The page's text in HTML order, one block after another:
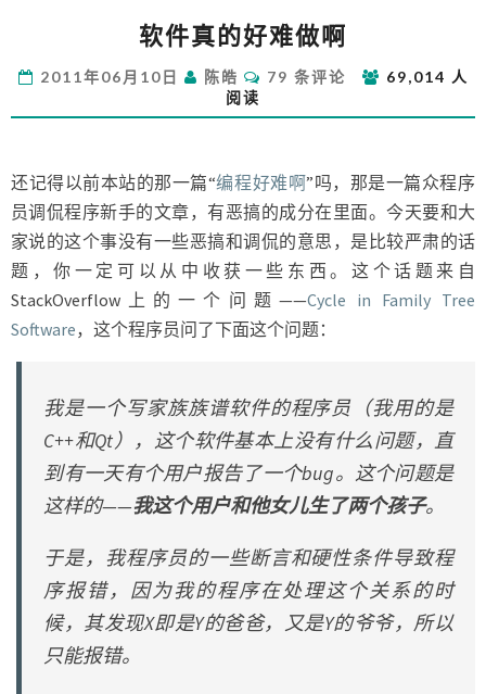
件
的
好
啊
软件真的好难做啊
2011年06月10日 陈皓
评
论
79 条评论
69,014 人
阅读
还记得以前本站的那一篇“编程好难啊”吗，那是一篇众程序
员调侃程序新手的文章，有恶搞的成分在里面。今天要和大
家说的这个事没有一些恶搞和调侃的意思，是比较严肃的话
题，你一定可以从中收获一些东西。这个话题来自
StackOverflow上的一个问题——Cycle in Family Tree
Software，这个程序员问了下面这个问题：
我是一个写家族族谱软件的程序员（我用的是
C++和Qt），这个软件基本上没有什么问题，直
到有一天有个用户报告了一个bug。这个问题是
这样的——我这个用户和他女儿生了两个孩子。
于是，我程序员的一些断言和硬性条件导致程
序报错，因为我的程序在处理这个关系的时
候，其发现X即是Y的爸爸，又是Y的爷爷，所以
只能报错。